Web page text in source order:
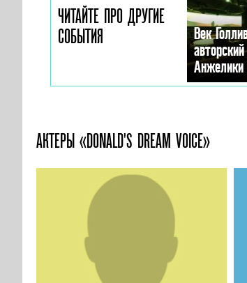
ЧИТАЙТЕ ПРО ДРУГИЕ
СОБЫТИЯ
Век
АКТЕРЫ «DONALD'S DREAM VOICE»